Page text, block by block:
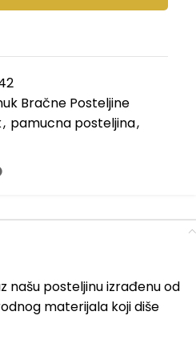
Bračne Posteljine
, pamucna posteljina,
našu posteljinu izrađenu od
materijala koji diše